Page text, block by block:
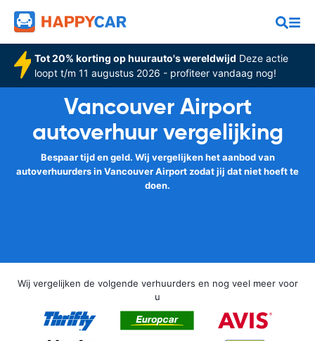
Tot 20% korting op huurauto's wereldwijd Deze actie
loopt t/m 11 augustus 2026 - profiteer vandaag nog!
Vancouver Airport
autoverhuur vergelijking
Bespaar tijd en geld. Wij vergelijken het aanbod van
autoverhuurders in Vancouver Airport zodat jij dat niet hoeft te
doen.
Wij vergelijken de volgende verhuurders en nog veel meer voor
u